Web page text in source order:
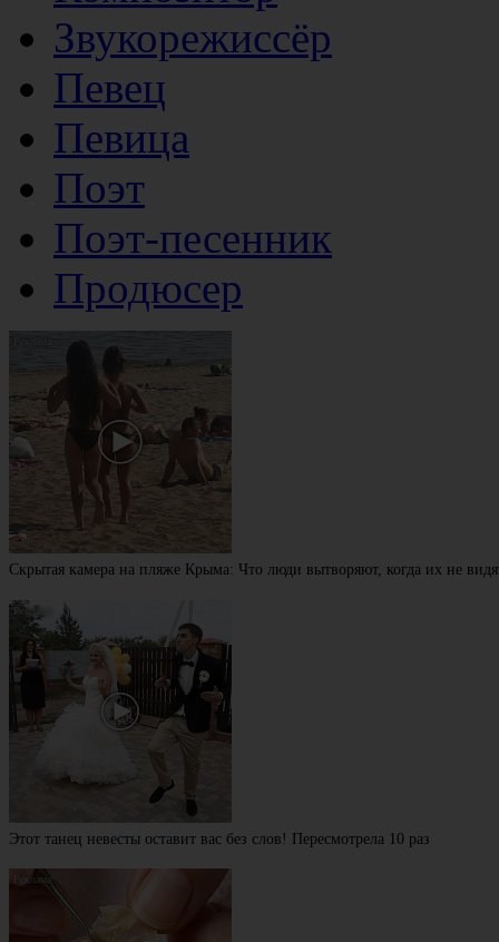
Звукорежиссёр
Певец
Певица
Поэт
Поэт-песенник
Продюсер
Скрытая камера на пляже Крыма: Что люди вытворяют, когда их не
Этот танец невесты оставит вас без слов! Пересмотрела 10 раз